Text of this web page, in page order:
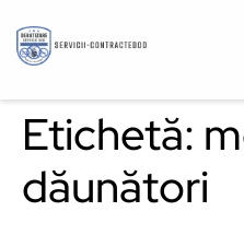
Etichetă:
dăunători